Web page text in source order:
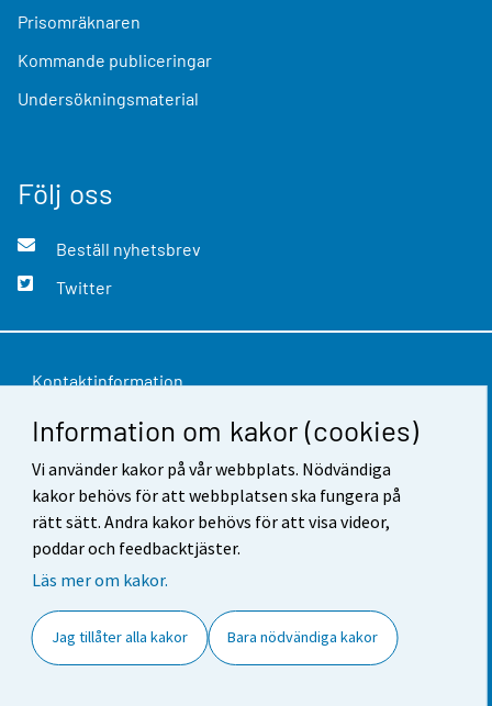
Information om kakor (cookies)
Vi använder kakor på vår webbplats. Nödvändiga
kakor behövs för att webbplatsen ska fungera på
rätt sätt. Andra kakor behövs för att visa videor,
poddar och feedbacktjäster.
Läs mer om kakor.
Jag tillåter alla kakor Bara nödvändiga kakor
Prisomräknaren
Kommande publiceringar
Undersökningsmaterial
Följ oss
Beställ nyhetsbrev
Twitter
Kontaktinformation
Respons
Användarvillkor
Dataskydd
Tillgänglighet
Cookie-inställningar